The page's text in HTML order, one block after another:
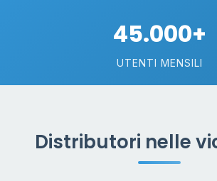
45.000+
UTENTI MENSILI
Distributori nelle